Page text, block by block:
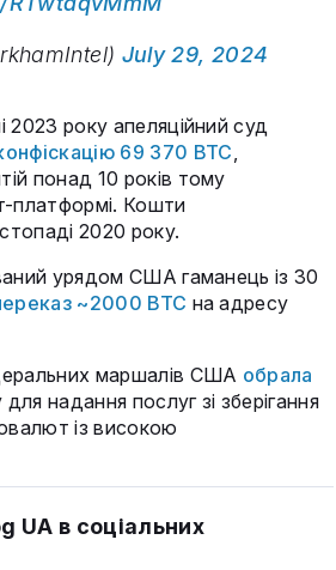
July 29, 2024
2023 року апеляційний суд
69 370 BTC,
понад 10 років тому
платформі. Кошти
2020 року.
урядом США гаманець із 30
~2000 BTC на адресу
маршалів США обрала
надання послуг зі зберігання
із високою
UA в соціальних